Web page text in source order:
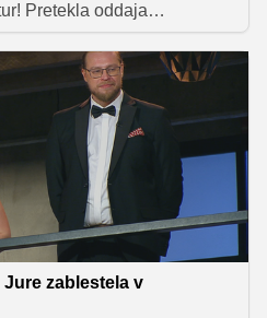
Pretekla oddaja
da sta Anamarija in
čokoladnimi kreacijami
okusov. Sledite njunima
brbončice z vrhunskimi
Jure zablestela v